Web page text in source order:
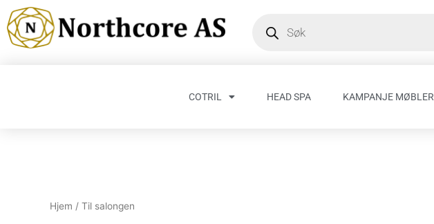
Hopp
rett
COTRIL HEAD SPA KAMPANJE MØBLER
Hjem / Til salongen